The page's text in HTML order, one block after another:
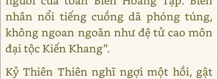
nhân nổi tiếng cuồng dã phóng túng,
không ngoan ngoãn như đệ tử cao môn
đại tộc Kiến Khang”.
Kỷ Thiên Thiên nghĩ ngợi một hồi, gật